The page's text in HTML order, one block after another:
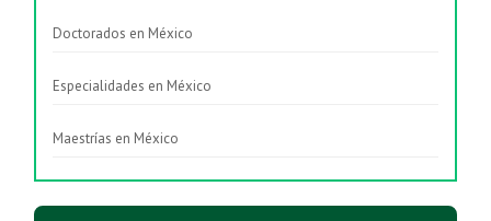
Doctorados en México
Especialidades en México
Maestrías en México